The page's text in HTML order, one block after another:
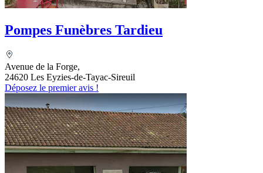
Pompes Funèbres Tardieu
Avenue de la Forge,
24620 Les Eyzies-de-Tayac-Sireuil
Déposez le premier avis !